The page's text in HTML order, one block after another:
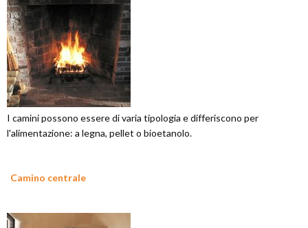
I camini possono essere di varia tipologia e differiscono per
l'alimentazione: a legna, pellet o bioetanolo.
Camino centrale